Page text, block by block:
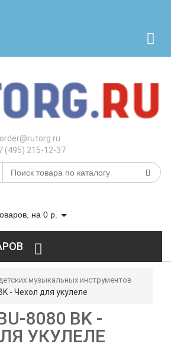
order@rutorg.ru
(495) 215-12-37
на 0 р.
музыкальных инструментов
- Чехол для укулеле
8080 BK -
УКУЛЕЛЕ